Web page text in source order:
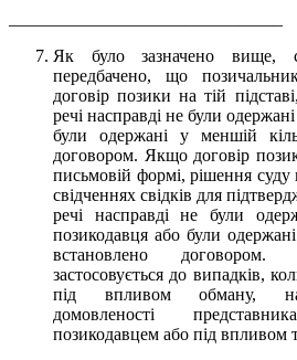
Як було зазначено вище,
передбачено, що
договір позики на тій
речі насправді не були
були одержані у меншій
договором. Якщо договір
письмовій формі, рішення
свідченнях свідків для
речі насправді не були
позикодавця або були
встановлено
застосовується до випадків,
під впливом обману,
домовленості
позикодавцем або під впливом